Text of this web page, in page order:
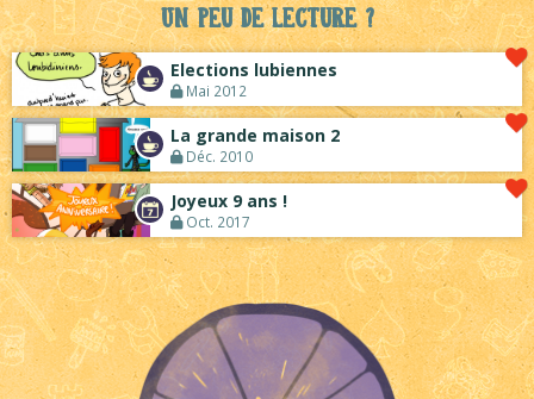
Un peu de lecture ?
Elections lubiennes
Mai 2012
La grande maison 2
Déc. 2010
Joyeux 9 ans !
Oct. 2017